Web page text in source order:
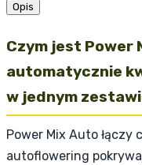
Opis
Czym jest Power
automatycznie
w jednym
Power Mix Auto
autoflowering